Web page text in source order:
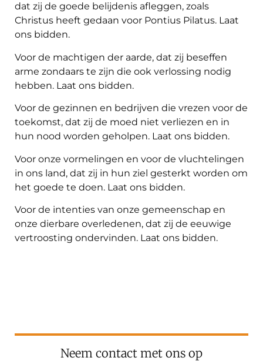
dat zij de goede belijdenis afleggen, zoals
Christus heeft gedaan voor Pontius Pilatus. Laat
ons bidden.
Voor de machtigen der aarde, dat zij beseffen
arme zondaars te zijn die ook verlossing nodig
hebben. Laat ons bidden.
Voor de gezinnen en bedrijven die vrezen voor de
toekomst, dat zij de moed niet verliezen en in
hun nood worden geholpen. Laat ons bidden.
Voor onze vormelingen en voor de vluchtelingen
in ons land, dat zij in hun ziel gesterkt worden om
het goede te doen. Laat ons bidden.
Voor de intenties van onze gemeenschap en
onze dierbare overledenen, dat zij de eeuwige
vertroosting ondervinden. Laat ons bidden.
Neem contact met ons op